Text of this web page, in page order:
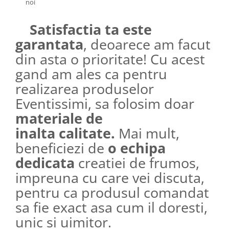
noi
Satisfactia ta este
garantata, deoarece am facut
din asta o prioritate! Cu acest
gand am ales ca pentru
realizarea produselor
Eventissimi, sa folosim doar
materiale de
inalta calitate. Mai mult,
beneficiezi de o echipa
dedicata creatiei de frumos,
impreuna cu care vei discuta,
pentru ca produsul comandat
sa fie exact asa cum il doresti,
unic si uimitor.​​​​​​